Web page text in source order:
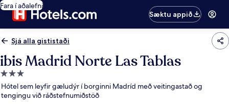
Fara í aðalefni
Sæktu appið
Sjá alla gististaði
ibis Madrid Norte Las Tablas
3.0
stjörnu
gististaður
Hótel sem leyfir gæludýr í borginni Madríd með veitingastað og
tengingu við ráðstefnumiðstöð